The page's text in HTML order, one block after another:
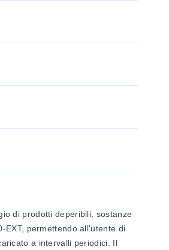
di prodotti deperibili, sostanze
EXT, permettendo all'utente di
a intervalli periodici. Il